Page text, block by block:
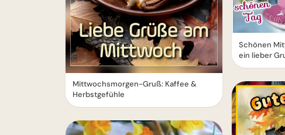
Mittwochsmorgen-Gruß: Kaffee &
Herbstgefühle
Schönen
ein lieber